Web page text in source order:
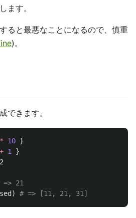
ます。
ると最悪なことになるので、慎重
)。
できます。
* 10 }
+ 1
}
=> 21
) # => [11, 21, 31]